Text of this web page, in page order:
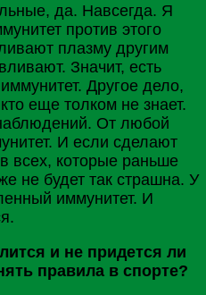
да. Навсегда. Я
против этого
плазму другим
Значит, есть
Другое дело,
еще толком не знает.
От любой
И если сделают
всех, которые раньше
не будет так страшна. У
иммунитет. И
и не придется ли
правила в спорте?